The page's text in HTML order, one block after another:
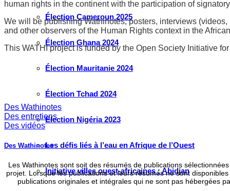
Élection Cameroun 2025
Élection Ghana 2024
Élection Mauritanie 2024
Élection Tchad 2024
Election Nigéria 2023
Les défis liés à l’eau en Afrique de l’Ouest
Initiative villes ouest-africaines : Abidjan
human rights in the continent with the participation of
We will be publishing Wathinotes, posters, interviews
and other observers of the Human Rights context in the
This WATHI project is funded by the Open Society Initiative
Des Wathinotes
Des entretiens
Des vidéos
Des Wathinotes
Les Wathinotes sont soit des résumés de publications
projet. Lorsque les publications et leurs résumés ne sont
publications originales et intégrales qui ne sont pas hébergées